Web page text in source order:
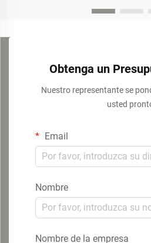
Obtenga un
Nuestro representante se
usted
Email
Nombre
Nombre de la empresa